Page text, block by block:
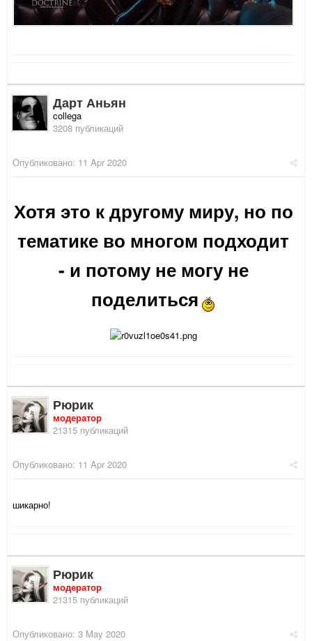
Дарт Аньян
collega
3208 публикаций
Опубликовано: 11 Apr 2020
Хотя это к другому миру, но по
тематике во многом подходит
- и потому не могу не
поделиться
Рюрик
модератор
21315 публикаций
Опубликовано: 11 Apr 2020
шикарно!
Рюрик
модератор
21315 публикаций
Опубликовано: 3 May 2020